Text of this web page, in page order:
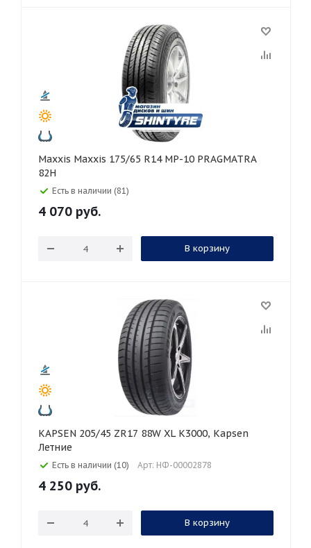
Maxxis Maxxis 175/65 R14 MP-10 PRAGMATRA
82H
Есть в наличии (81)
4 070 руб.
В корзину
KAPSEN 205/45 ZR17 88W XL K3000, Kapsen
Летние
Есть в наличии (10) Арт: НФ-00002878
4 250 руб.
В корзину